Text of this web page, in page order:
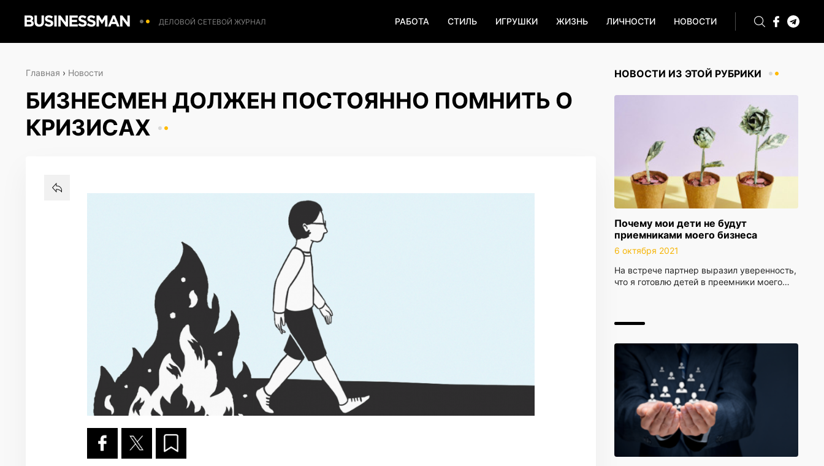
ДЕЛОВОЙ СЕТЕВОЙ ЖУРНАЛ РАБОТА СТИЛЬ ИГРУШКИ ЖИЗНЬ ЛИЧНОСТИ НОВОСТИ
НОВОСТИ ИЗ ЭТОЙ РУБРИКИ
Почему мои дети не будут
приемниками моего бизнеса
6 октября 2021
На встрече партнер выразил уверенность,
что я готовлю детей в преемники моего…
Главная › Новости
БИЗНЕСМЕН ДОЛЖЕН ПОСТОЯННО ПОМНИТЬ О
КРИЗИСАХ